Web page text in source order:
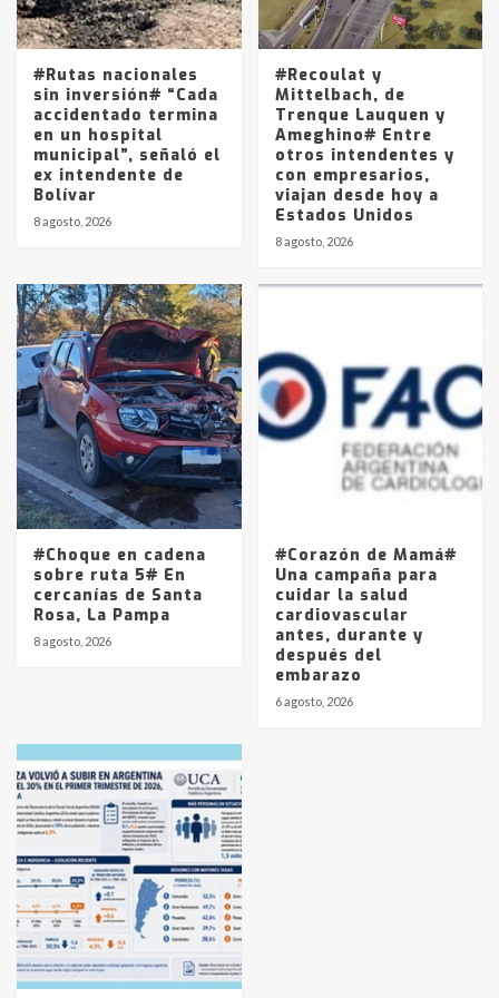
5
La Pampa, desde YPF hasta Axion
entre 857 a 1338 pesos
#Rutas nacionales
sin inversión# “Cada
accidentado termina
en un hospital
municipal”, señaló el
ex intendente de
Bolívar
8 agosto, 2026
#Recoulat y
Mittelbach, de
Trenque Lauquen y
Ameghino# Entre
otros intendentes y
con empresarios,
viajan desde hoy a
Estados Unidos
8 agosto, 2026
#Choque en cadena
sobre ruta 5# En
cercanías de Santa
Rosa, La Pampa
8 agosto, 2026
#Corazón de Mamá#
Una campaña para
cuidar la salud
cardiovascular
antes, durante y
después del
embarazo
6 agosto, 2026